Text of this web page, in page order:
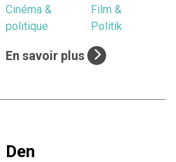
Cinéma &
politique
Film &
Politik
En savoir plus
Den